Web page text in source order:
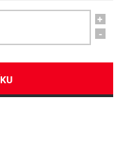
+
-